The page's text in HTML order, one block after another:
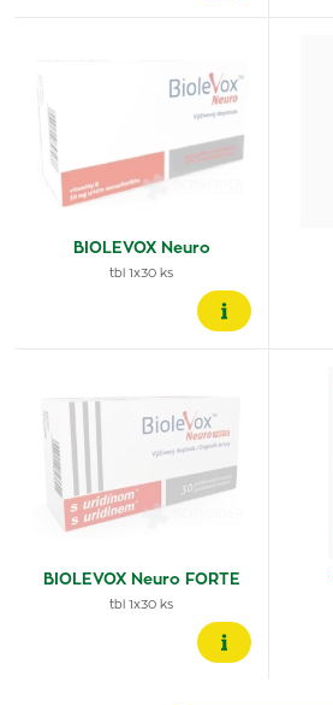
BIOLEVOX Neuro
tbl 1x30 ks
BIOLEVOX Neuro FORTE
tbl 1x30 ks